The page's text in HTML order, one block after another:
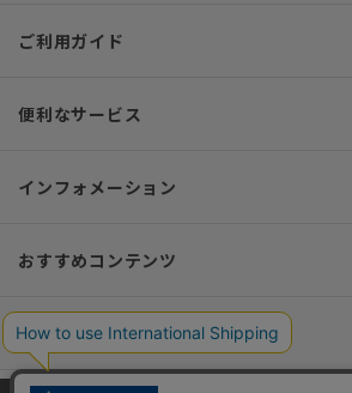
ご利用ガイド
便利なサービス
インフォメーション
おすすめコンテンツ
ポリシー・企業情報